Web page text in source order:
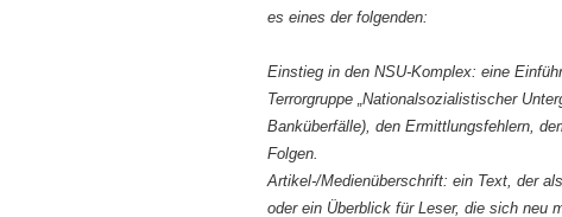
es eines der folgenden:
Einstieg in den NSU-Komplex: eine
Terrorgruppe „Nationalsozialistischer
Banküberfälle), den Ermittlungsfehlern,
Folgen.
Artikel-/Medienüberschrift: ein Text, der
oder ein Überblick für Leser, die sich neu